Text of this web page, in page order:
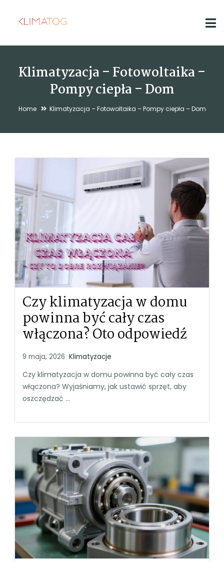
Klimatyzacja – Fotowoltaika –
Pompy ciepła – Dom
Home Klimatyzacja – Fotowoltaika – Pompy ciepła – Dom
Czy klimatyzacja w domu
powinna być cały czas
włączona? Oto odpowiedź
9 maja, 2026 Klimatyzacje
Czy klimatyzacja w domu powinna być cały czas
włączona? Wyjaśniamy, jak ustawić sprzęt, aby
oszczędzać ...